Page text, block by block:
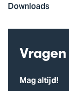
Downloads
Mag altijd!